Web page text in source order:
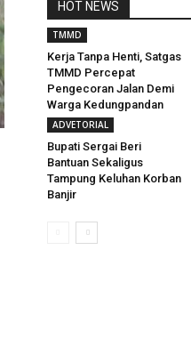
HOT NEWS
TMMD
Kerja Tanpa Henti, Satgas
TMMD Percepat
Pengecoran Jalan Demi
Warga Kedungpandan
ADVETORIAL
Bupati Sergai Beri
Bantuan Sekaligus
Tampung Keluhan Korban
Banjir